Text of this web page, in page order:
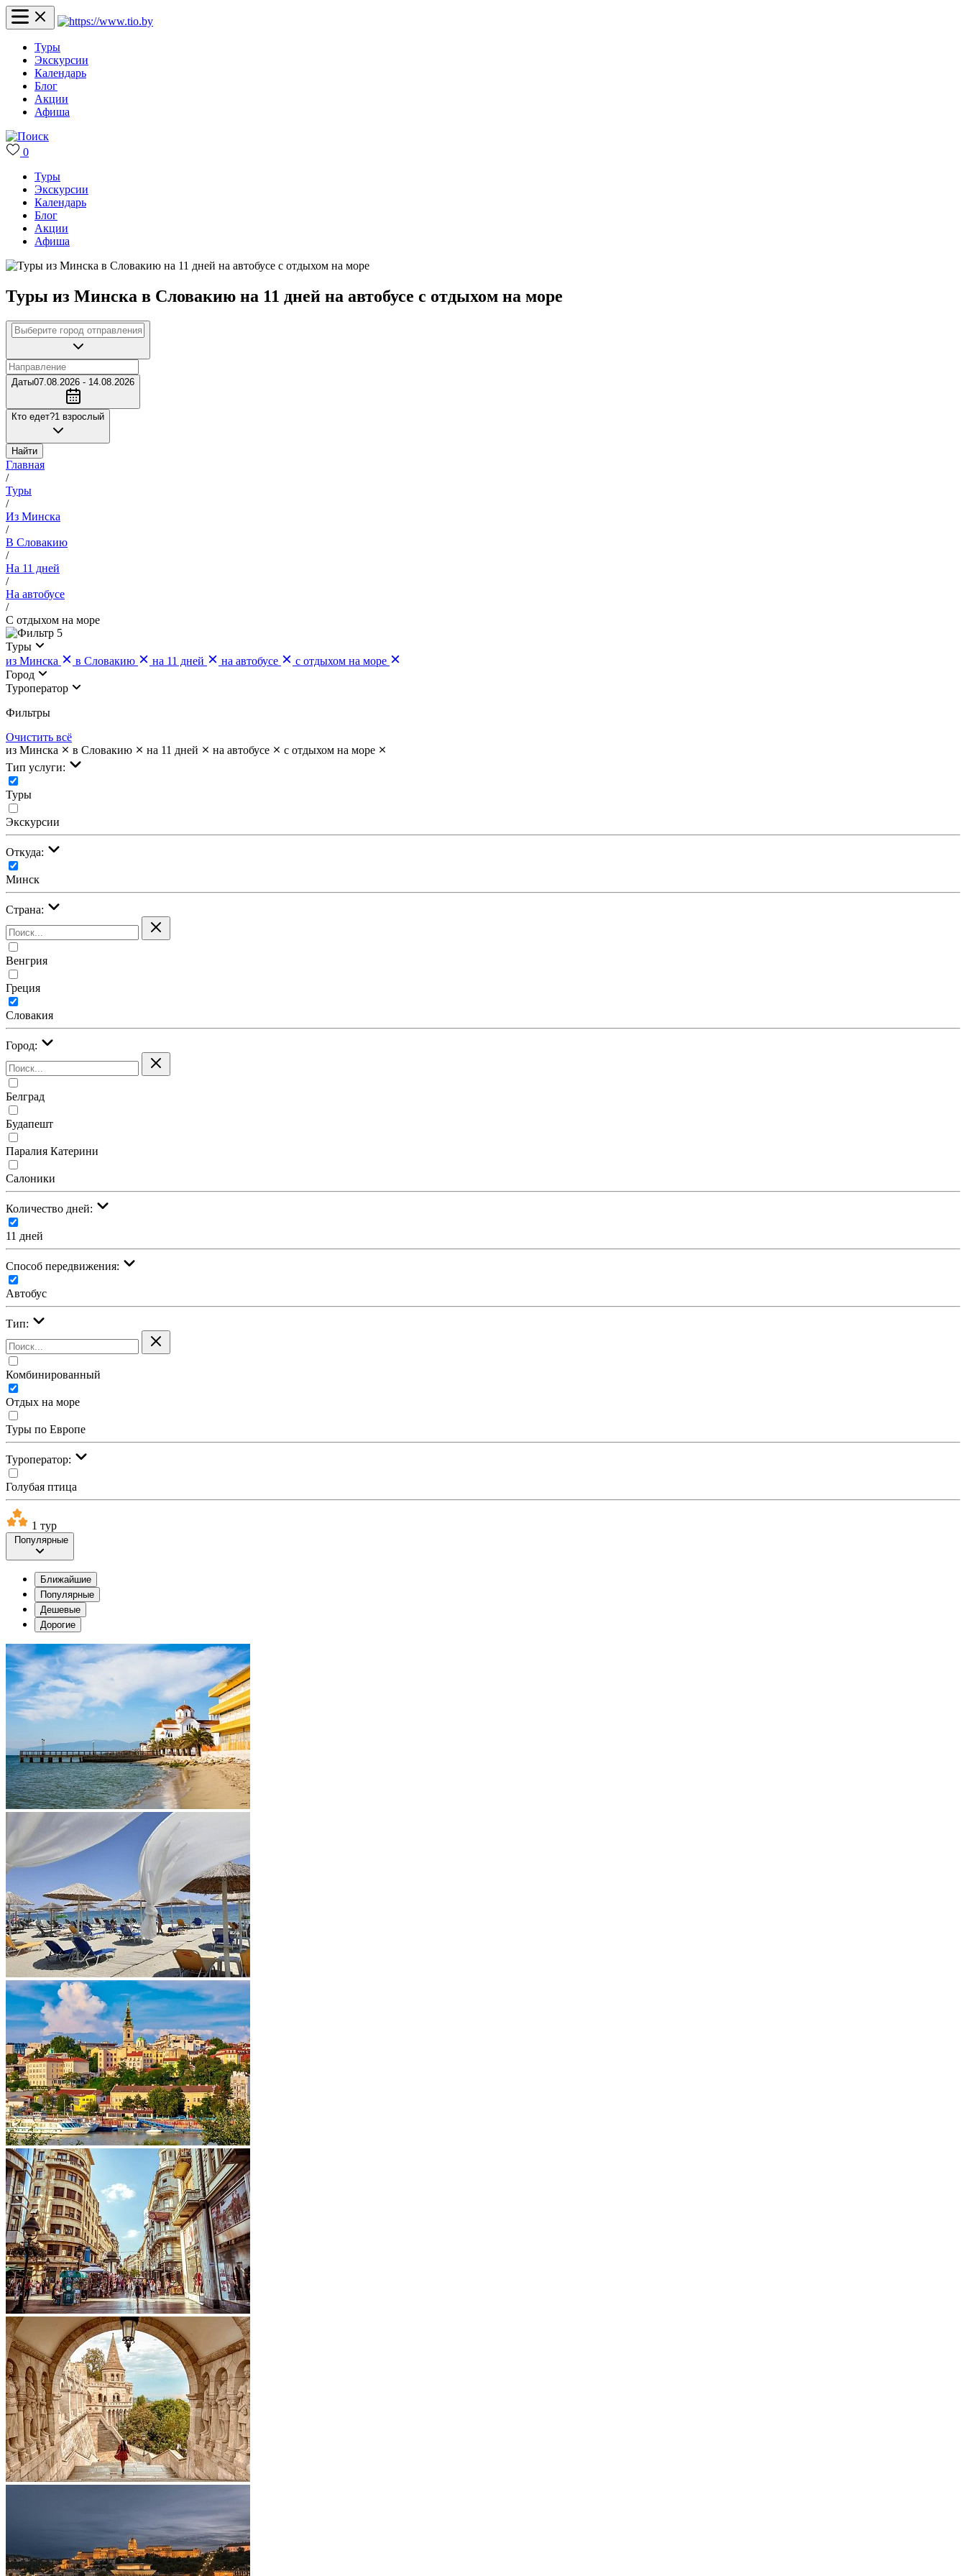
Туры
Экскурсии
Календарь
Блог
Акции
Афиша
0
Туры
Экскурсии
Календарь
Блог
Акции
Афиша
Туры из Минска в Словакию на 11 дней на автобусе с отдыхом на море
Даты07.08.2026 - 14.08.2026
Кто едет?1 взрослый
Найти
Главная
/
Туры
/
Из Минска
/
В Словакию
/
На 11 дней
/
На автобусе
/
С отдыхом на море
5
Туры
из Минска
в Словакию на 11 дней на автобусе
с отдыхом на море
Город
Туроператор
Фильтры
Очистить всё
из Минска
в Словакию на 11 дней на автобусе
с отдыхом на море
Тип услуги:
Туры
Экскурсии
Откуда:
Минск
Страна:
Венгрия
Греция
Словакия
Город:
Белград
Будапешт
Паралия Катерини
Салоники
Количество дней:
11 дней
Cпособ передвижения:
Автобус
Тип:
Комбинированный
Отдых на море
Туры по Европе
Туроператор:
Голубая птица
1 тур
Популярные
Ближайшие
Популярные
Дешевые
Дорогие